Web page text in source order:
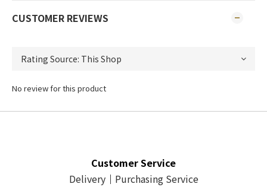
CUSTOMER REVIEWS
No review for this product
Customer Service
Delivery｜ Purchasing Service